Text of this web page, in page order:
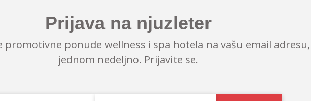
Prijava na njuzleter
promotivne ponude wellness i spa hotela na vašu email adresu,
jednom nedeljno. Prijavite se.